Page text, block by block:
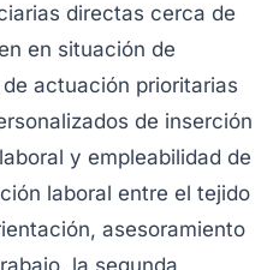
directas cerca de
en situación de
actuación prioritarias
de inserción
y empleabilidad de
laboral entre el tejido
asesoramiento
la segunda